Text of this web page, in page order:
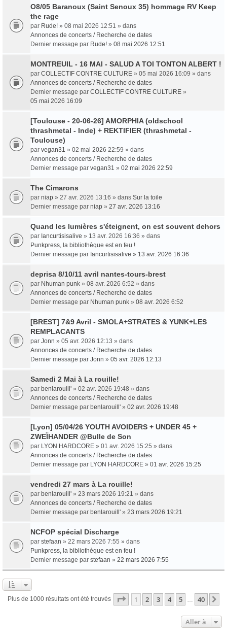
O8/05 Baranoux (Saint Senoux 35) hommage RV Keep
the rage
par Rude! » 08 mai 2026 12:51 » dans
Annonces de concerts / Recherche de dates
Dernier message par Rude! » 08 mai 2026 12:51
MONTREUIL - 16 MAI - SALUD A TOI TONTON ALBERT !
par COLLECTIF CONTRE CULTURE » 05 mai 2026 16:09 » dans
Annonces de concerts / Recherche de dates
Dernier message par COLLECTIF CONTRE CULTURE »
05 mai 2026 16:09
[Toulouse - 20-06-26] AMORPHIA (oldschool
thrashmetal - Inde) + REKTIFIER (thrashmetal -
Toulouse)
par vegan31 » 02 mai 2026 22:59 » dans
Annonces de concerts / Recherche de dates
Dernier message par vegan31 » 02 mai 2026 22:59
The Cimarons
par niap » 27 avr. 2026 13:16 » dans Sur la toile
Dernier message par niap » 27 avr. 2026 13:16
Quand les lumières s'éteignent, on est souvent dehors
par Iancurtisisalive » 13 avr. 2026 16:36 » dans
Punkpress, la bibliothèque est en feu !
Dernier message par Iancurtisisalive » 13 avr. 2026 16:36
deprisa 8/10/11 avril nantes-tours-brest
par Nhuman punk » 08 avr. 2026 6:52 » dans
Annonces de concerts / Recherche de dates
Dernier message par Nhuman punk » 08 avr. 2026 6:52
[BREST] 7&9 Avril - SMOLA+STRATES & YUNK+LES
REMPLACANTS
par Jonn » 05 avr. 2026 12:13 » dans
Annonces de concerts / Recherche de dates
Dernier message par Jonn » 05 avr. 2026 12:13
Samedi 2 Mai à La rouille!
par benlarouill' » 02 avr. 2026 19:48 » dans
Annonces de concerts / Recherche de dates
Dernier message par benlarouill' » 02 avr. 2026 19:48
[Lyon] 05/04/26 YOUTH AVOIDERS + UNDER 45 +
ZWEÏHANDER @Bulle de Son
par LYON HARDCORE » 01 avr. 2026 15:25 » dans
Annonces de concerts / Recherche de dates
Dernier message par LYON HARDCORE » 01 avr. 2026 15:25
vendredi 27 mars à La rouille!
par benlarouill' » 23 mars 2026 19:21 » dans
Annonces de concerts / Recherche de dates
Dernier message par benlarouill' » 23 mars 2026 19:21
NCFOP spécial Discharge
par stefaan » 22 mars 2026 7:55 » dans
Punkpress, la bibliothèque est en feu !
Dernier message par stefaan » 22 mars 2026 7:55
Plus de 1000 résultats ont été trouvés Page 1sur40
1 2 3 4 5 … 40
Aller à